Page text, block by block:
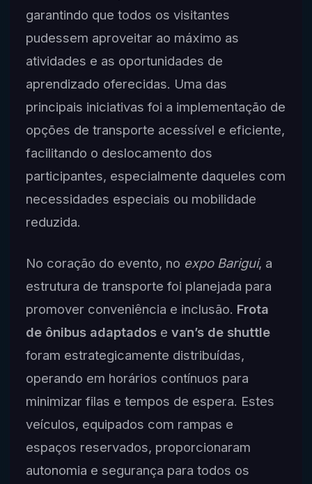
garantindo que todos os visitantes
pudessem aproveitar ao máximo as
atividades e as oportunidades de
aprendizado oferecidas. Uma das
principais iniciativas foi a implementação de
opções de transporte acessível e eficiente,
facilitando o deslocamento dos
participantes, especialmente daqueles com
necessidades especiais ou mobilidade
reduzida.
No coração do evento, no expo Barigui, a
estrutura de transporte foi planejada para
promover conveniência e inclusão. Frota
de ônibus adaptadose van’s de shuttle
foram estrategicamente distribuídas,
operando em horários contínuos para
minimizar filas e tempos de espera. Estes
veículos, equipados com rampas e
espaços reservados, proporcionaram
autonomia e segurança para todos os